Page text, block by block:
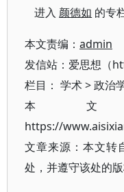
进入 颜德如 的专
本文责编： admin
发信站：爱思想（
栏目： 学术>政治
本
https://
文章来源：本文转
处，并遵守该处的版